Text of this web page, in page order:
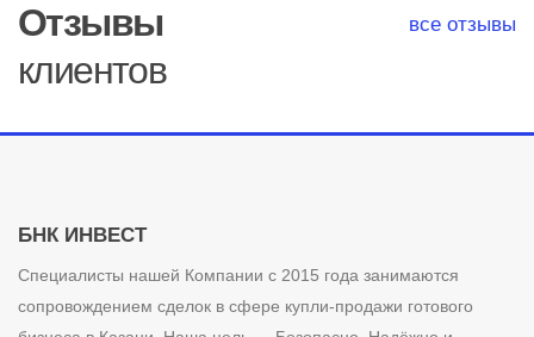
Отзывы
клиентов
все отзывы
БНК ИНВЕСТ
Специалисты нашей Компании с 2015 года занимаются
сопровождением сделок в сфере купли-продажи готового